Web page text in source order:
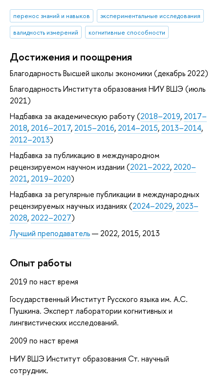
перенос знаний и навыков
экспериментальные исследования
валидность измерений
когнитивные способности
Достижения и поощрения
Благодарность Высшей школы экономики (декабрь 2022)
Благодарность Института образования НИУ ВШЭ (июль
2021)
Надбавка за академическую работу (2018–2019, 2017–
2018, 2016–2017, 2015–2016, 2014–2015, 2013–2014,
2012–2013)
Надбавка за публикацию в международном
рецензируемом научном издании (2021–2022, 2020–
2021, 2019–2020)
Надбавка за регулярные публикации в международных
рецензируемых научных изданиях (2024–2029, 2023–
2028, 2022–2027)
Лучший преподаватель— 2022, 2015, 2013
Опыт работы
2019 по наст время
Государственный Институт Русского языка им. А.С.
Пушкина. Эксперт лаборатории когнитивных и
лингвистических исследований.
2009 по наст время
НИУ ВШЭ Институт образования Ст. научный
сотрудник.